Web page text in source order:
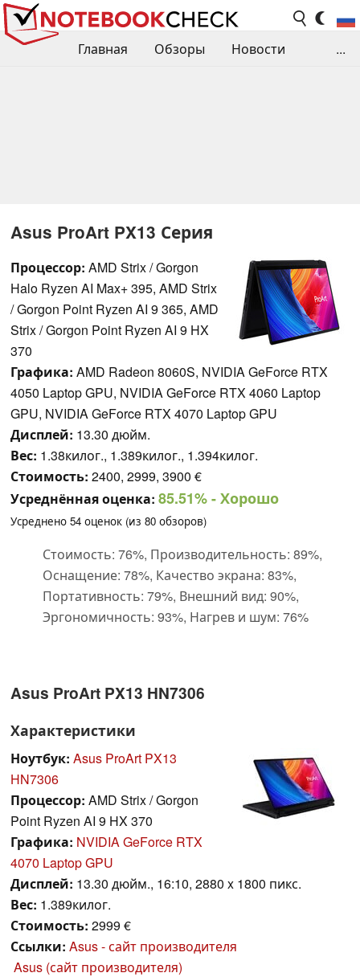
Главная Обзоры
Новости
...
Asus ProArt PX13 Серия
Процессор: AMD Strix / Gorgon
Halo Ryzen AI Max+ 395, AMD Strix
/ Gorgon Point Ryzen AI 9 365, AMD
Strix / Gorgon Point Ryzen AI 9 HX
370
Графика: AMD Radeon 8060S, NVIDIA GeForce RTX
4050 Laptop GPU, NVIDIA GeForce RTX 4060 Laptop
GPU, NVIDIA GeForce RTX 4070 Laptop GPU
Дисплей: 13.30 дюйм.
Вес: 1.38килог., 1.389килог., 1.394килог.
Стоимость: 2400, 2999, 3900 €
Усреднённая оценка: 85.51%- Хорошо
Усреднено 54 оценок (из 80 обзоров)
Стоимость: 76%, Производительность: 89%,
Оснащение: 78%, Качество экрана: 83%,
Портативность: 79%, Внешний вид: 90%,
Эргономичность: 93%, Нагрев и шум: 76%
Asus ProArt PX13 HN7306
Характеристики
Ноутбук: Asus ProArt PX13
HN7306
Процессор: AMD Strix / Gorgon
Point Ryzen AI 9 HX 370
Графика: NVIDIA GeForce RTX
4070 Laptop GPU
Дисплей: 13.30 дюйм., 16:10, 2880 x 1800 пикс.
Вес: 1.389килог.
Стоимость: 2999 €
Ссылки: Asus - сайт производителя
Asus (сайт производителя)